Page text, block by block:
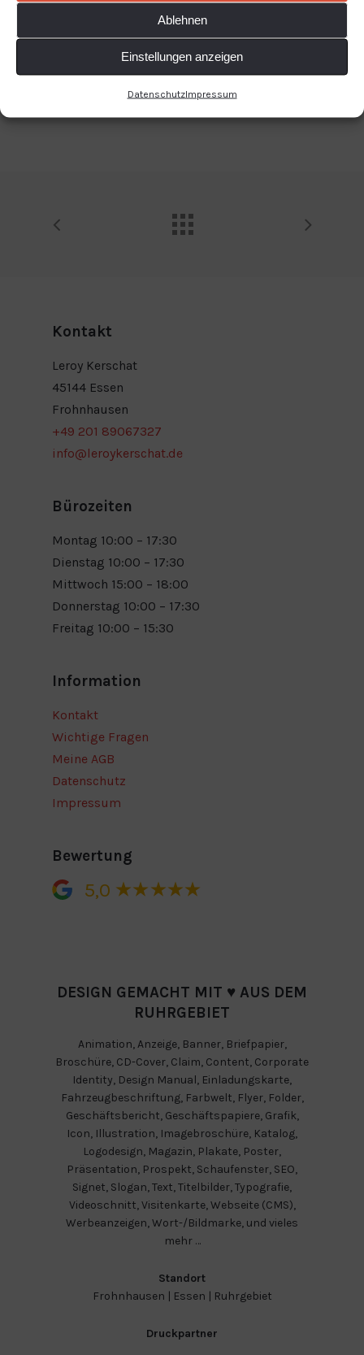
Ablehnen
Einstellungen anzeigen
DatenschutzImpressum
Kontakt
Leroy Kerschat
45144 Essen
Frohnhausen
+49 201 89067327
info@leroykerschat.de
Bürozeiten
Montag 10:00 – 17:30
Dienstag 10:00 – 17:30
Mittwoch 15:00 – 18:00
Donnerstag 10:00 – 17:30
Freitag 10:00 – 15:30
Information
Kontakt
Wichtige Fragen
Meine AGB
Datenschutz
Impressum
Bewertung
5,0
DESIGN GEMACHT MIT ♥ AUS DEM
RUHRGEBIET
Animation,Anzeige, Banner, Briefpapier,
Broschüre, CD-Cover, Claim, Content, Corporate
Identity, Design Manual, Einladungskarte,
Fahrzeugbeschriftung, Farbwelt, Flyer, Folder,
Geschäftsbericht, Geschäftspapiere, Grafik,
Icon, Illustration, Imagebroschüre, Katalog,
Logodesign, Magazin, Plakate, Poster,
Präsentation, Prospekt, Schaufenster, SEO,
Signet, Slogan,Text,Titelbilder,Typografie,
Videoschnitt,Visitenkarte,Webseite (CMS),
Werbeanzeigen,Wort-/Bildmarke, und vieles
mehr …
Standort
Frohnhausen | Essen | Ruhrgebiet
Druckpartner